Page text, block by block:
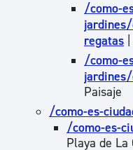
/como-
regatas
/como-
Paisaje
/como-es-
/como-es-
Playa de La